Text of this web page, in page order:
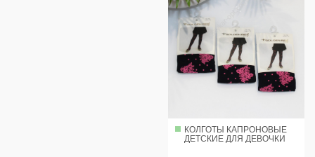
КОЛГОТЫ КАПРОНОВЫЕ
ДЕТСКИЕ ДЛЯ ДЕВОЧКИ